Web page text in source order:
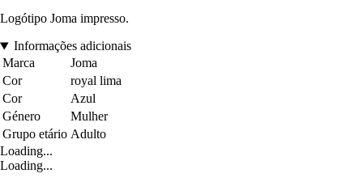
Logótipo Joma impresso.
Informações adicionais
Marca
Joma
Cor
royal lima
Cor
Azul
Género
Mulher
Grupo etário Adulto
Loading...
Loading...